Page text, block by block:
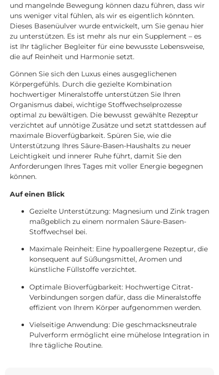
und mangelnde Bewegung können dazu führen, dass wir
uns weniger vital fühlen, als wir es eigentlich könnten.
Dieses Basenüulver wurde entwickelt, um Sie genau hier
zu unterstützen. Es ist mehr als nur ein Supplement – es
ist Ihr täglicher Begleiter für eine bewusste Lebensweise,
die auf Reinheit und Harmonie setzt.
Gönnen Sie sich den Luxus eines ausgeglichenen
Körpergefühls. Durch die gezielte Kombination
hochwertiger Mineralstoffe unterstützen Sie Ihren
Organismus dabei, wichtige Stoffwechselprozesse
optimal zu bewältigen. Die bewusst gewählte Rezeptur
verzichtet auf unnötige Zusätze und setzt stattdessen auf
maximale Bioverfügbarkeit. Spüren Sie, wie die
Unterstützung Ihres Säure-Basen-Haushalts zu neuer
Leichtigkeit und innerer Ruhe führt, damit Sie den
Anforderungen Ihres Tages mit voller Energie begegnen
können.
Auf einen Blick
Gezielte Unterstützung: Magnesium und Zink tragen
maßgeblich zu einem normalen Säure-Basen-
Stoffwechsel bei.
Maximale Reinheit: Eine hypoallergene Rezeptur, die
konsequent auf Süßungsmittel, Aromen und
künstliche Füllstoffe verzichtet.
Optimale Bioverfügbarkeit: Hochwertige Citrat-
Verbindungen sorgen dafür, dass die Mineralstoffe
effizient von Ihrem Körper aufgenommen werden.
Vielseitige Anwendung: Die geschmacksneutrale
Pulverform ermöglicht eine mühelose Integration in
Ihre tägliche Routine.